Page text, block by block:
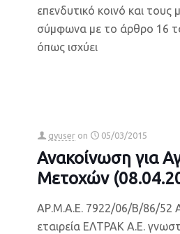
επενδυτικό κοινό και τους
σύμφωνα με το άρθρο 16
όπως ισχύει
gyuser on 05/03/2015
Ανακοίνωση για
Μετοχών
ΑΡ.Μ.Α.Ε. 7922/06/Β/86/52
εταιρεία ΕΛΤΡΑΚ Α.Ε.